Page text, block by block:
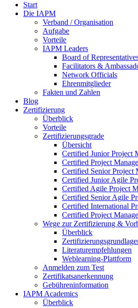
Start
Die IAPM
Verband / Organisation
Aufgabe
Vorteile
IAPM Leaders
Board of
Facilitators &
Network Officials
Ehrenmitglieder
Fakten und Zahlen
Blog
Zertifizierung
Überblick
Vorteile
Zertifizierungsgrade
Übersicht
Certified Junior Project
Certified Project
Certified Senior Project
Certified Junior Agile
Certified Agile Project
Certified Senior Agile
Certified International
Certified Project
Wege zur Zertifizierung &
Überblick
Literaturempfehlungen
Weblearning-Plattform
Anmelden zum Test
Zertifikatsanerkennung
Gebühreninformation
IAPM Academics
Überblick